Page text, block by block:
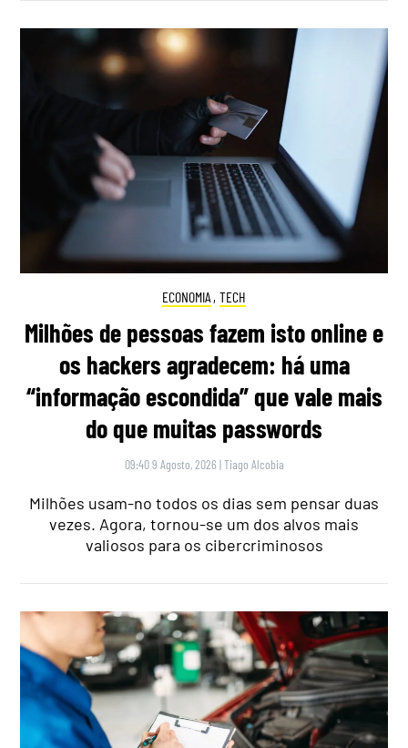
ECONOMIA , TECH
Milhões de pessoas fazem isto online e
os hackers agradecem: há uma
“informação escondida” que vale mais
do que muitas passwords
09:40 9 Agosto, 2026 |Tiago Alcobia
Milhões usam-no todos os dias sem pensar duas
vezes. Agora, tornou-se um dos alvos mais
valiosos para os cibercriminosos